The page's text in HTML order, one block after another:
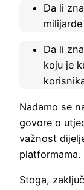
Da li
Da li
koju je
Nadamo se
govore o
važnost
platformama.
Stoga,